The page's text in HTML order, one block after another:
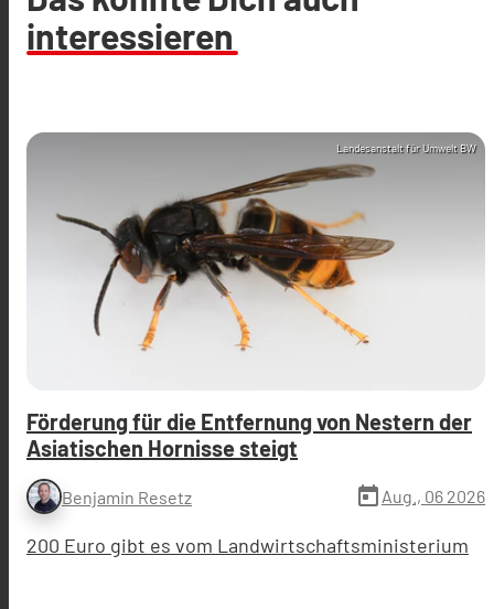
interessieren
Landesanstalt für Umwelt BW
Förderung für die Entfernung von Nestern der
Asiatischen Hornisse steigt
Benjamin Resetz today Aug., 06 2026
200 Euro gibt es vom Landwirtschaftsministerium